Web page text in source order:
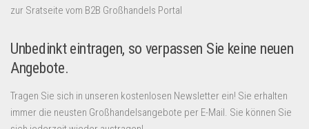
zur Sratseite vom B2B Großhandels Portal
Unbedinkt eintragen, so verpassen Sie keine neuen
Angebote.
Tragen Sie sich in unseren kostenlosen Newsletter ein! Sie erhalten
immer die neusten Großhandelsangebote per E-Mail. Sie können Sie